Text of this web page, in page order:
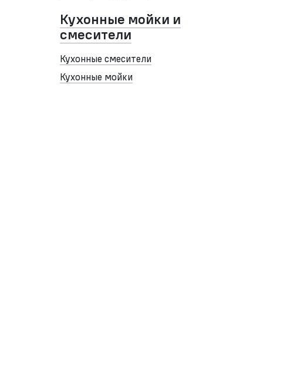
Кухонные мойки и
смесители
Кухонные смесители
Кухонные мойки